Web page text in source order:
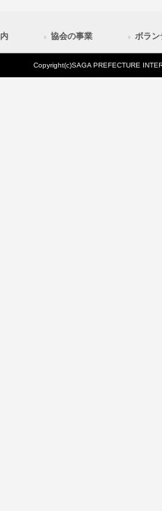
協会の事業 ボラン
Copyright(c)SAGA PREFECTURE